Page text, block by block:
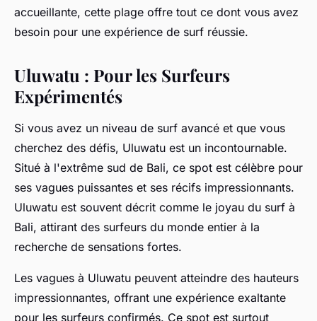
accueillante, cette plage offre tout ce dont vous avez
besoin pour une expérience de surf réussie.
Uluwatu : Pour les Surfeurs
Expérimentés
Si vous avez un niveau de surf avancé et que vous
cherchez des défis, Uluwatu est un incontournable.
Situé à l'extrême sud de Bali, ce spot est célèbre pour
ses vagues puissantes et ses récifs impressionnants.
Uluwatu est souvent décrit comme le joyau du surf à
Bali, attirant des surfeurs du monde entier à la
recherche de sensations fortes.
Les vagues à Uluwatu peuvent atteindre des hauteurs
impressionnantes, offrant une expérience exaltante
pour les surfeurs confirmés. Ce spot est surtout